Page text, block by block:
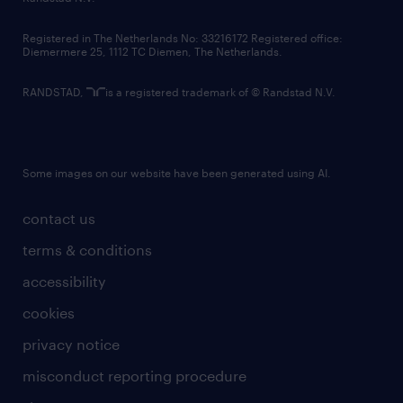
contact us
terms & conditions
accessibility
cookies
privacy notice
misconduct reporting procedure
Registered in The Netherlands No: 33216172 Registered office:
Diemermere 25, 1112 TC Diemen, The Netherlands.
RANDSTAD, is a registered trademark of © Randstad N.V.
Some images on our website have been generated using AI.